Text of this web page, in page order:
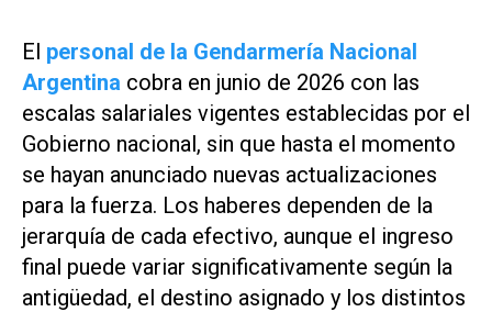
El personal de la Gendarmería Nacional
Argentina cobra en junio de 2026 con las
escalas salariales vigentes establecidas por el
Gobierno nacional, sin que hasta el momento
se hayan anunciado nuevas actualizaciones
para la fuerza. Los haberes dependen de la
jerarquía de cada efectivo, aunque el ingreso
final puede variar significativamente según la
antigüedad, el destino asignado y los distintos